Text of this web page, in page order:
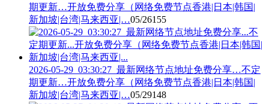
期更新…开放免费分享（网络免费节点香港|日本|韩国|
新加坡|台湾|马来西亚|…05/26155
2026-05-29_03:30:27_最新网络节点地址免费分享…不定
期更新…开放免费分享（网络免费节点香港|日本|韩国|
新加坡|台湾|马来西亚|…05/29148